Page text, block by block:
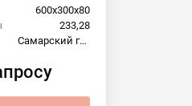
600х300х80
233,28
Самарский гипсовый комбинат